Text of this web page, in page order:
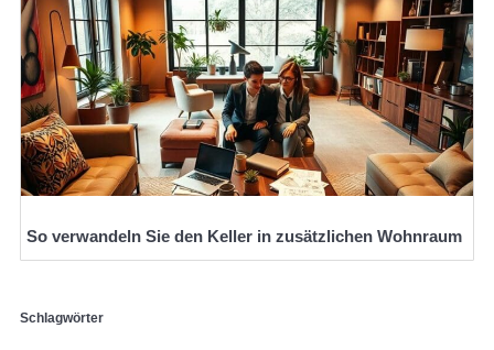
So verwandeln Sie den Keller in zusätzlichen Wohnraum
Schlagwörter